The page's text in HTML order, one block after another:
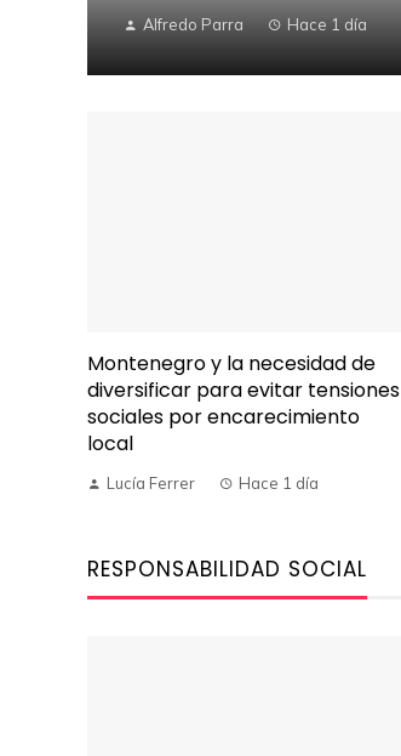
Alfredo Parra Hace 1 día
Montenegro y la necesidad de
diversificar para evitar tensiones
sociales por encarecimiento
local
Lucía Ferrer Hace 1 día
RESPONSABILIDAD SOCIAL